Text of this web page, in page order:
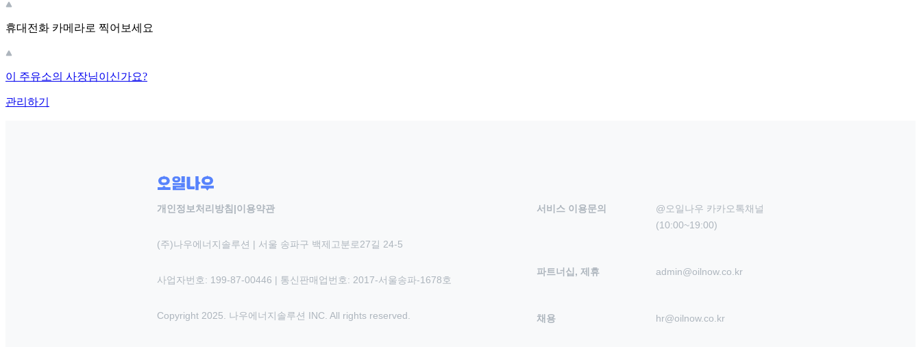
휴대전화 카메라로 찍어보세요
이 주유소의 사장님이신가요?
관리하기
개인정보처리방침 |이용약관
(주)나우에너지솔루션 | 서울 송파구 백제고분로27길 24-5
사업자번호: 199-87-00446 | 통신판매업번호: 2017-서울송파-1678호
Copyright 2025. 나우에너지솔루션 INC. All rights reserved.
서비스 이용문의
@오일나우 카카오톡채널
(10:00~19:00)
파트너십, 제휴 admin@oilnow.co.kr
채용 hr@oilnow.co.kr